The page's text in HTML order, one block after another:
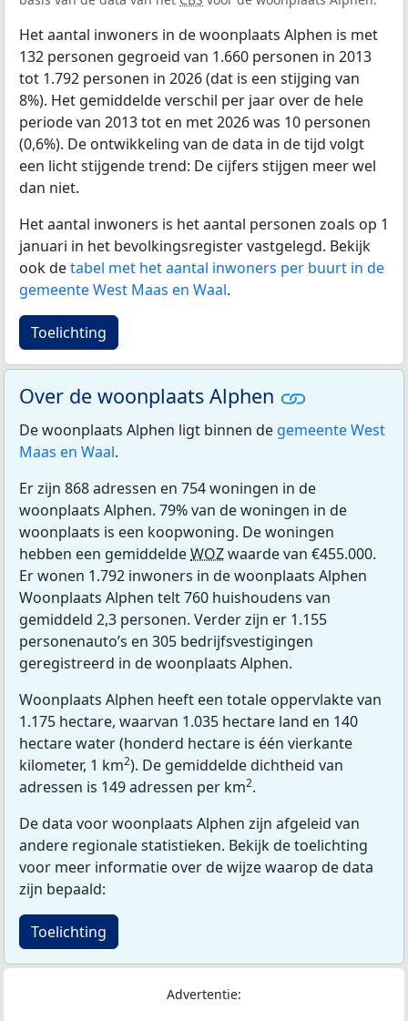
Het aantal inwoners in de woonplaats Alphen is met
132 personen gegroeid van 1.660 personen in 2013
tot 1.792 personen in 2026 (dat is een stijging van
8%). Het gemiddelde verschil per jaar over de hele
periode van 2013 tot en met 2026 was 10 personen
(0,6%). De ontwikkeling van de data in de tijd volgt
een licht stijgende trend: De cijfers stijgen meer wel
dan niet.
Het aantal inwoners is het aantal personen zoals op 1
januari in het bevolkingsregister vastgelegd. Bekijk
ook detabel met het aantal inwoners per buurt in de
gemeente West Maas en Waal.
Toelichting
Over de woonplaats Alphen
De woonplaats Alphen ligt binnen de gemeente West
Maas en Waal.
Er zijn 868 adressen en 754 woningen in de
woonplaats Alphen. 79% van de woningen in de
woonplaats is een koopwoning. De woningen
hebben een gemiddeldeWOZwaarde van €455.000.
Er wonen 1.792 inwoners in de woonplaats Alphen
Woonplaats Alphen telt 760 huishoudens van
gemiddeld 2,3 personen. Verder zijn er 1.155
personenauto’s en 305 bedrijfsvestigingen
geregistreerd in de woonplaats Alphen.
Woonplaats Alphen heeft een totale oppervlakte van
1.175 hectare, waarvan 1.035 hectare land en 140
hectare water (honderd hectare is één vierkante
kilometer, 1 km2). De gemiddelde dichtheid van
adressen is 149 adressen per km2.
De data voor woonplaats Alphen zijn afgeleid van
andere regionale statistieken. Bekijk de toelichting
voor meer informatie over de wijze waarop de data
zijn bepaald:
Toelichting
Advertentie: